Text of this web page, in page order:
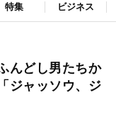
特集 ビジネス
んどし男たちか
ジャッソウ、ジ